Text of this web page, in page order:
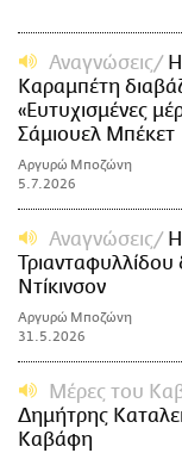
Αναγνώσεις
Καραμπέτη
«Ευτυχισμένες
Σάμιουελ Μπέκετ
Αργυρώ Μποζώνη
5.7.2026
Αναγνώσεις
Τριανταφυλλίδου
Ντίκινσον
Αργυρώ Μποζώνη
31.5.2026
Μέρες του
Δημήτρης
Καβάφη